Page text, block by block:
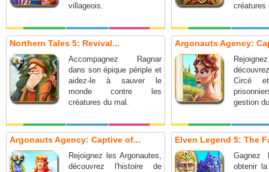
villageois.
créatures
Northern Tales 5: Revival...
Accompagnez Ragnar
dans son épique périple et
aidez-le à sauver le
monde contre les
créatures du mal.
Argonauts Agency:
Circé
gestion
Argonauts Agency: Captive of...
Rejoignez les Argonautes,
découvrez l'histoire de
Elven Legend 5: The
Gagnez
obtenir